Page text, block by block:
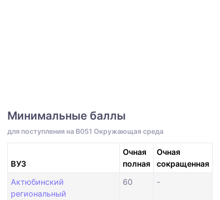
Минимальные баллы
для поступления на B051 Окружающая среда
ВУЗ
Очная
полная
Очная
сокращенная
Актюбинский
региональный
60 -